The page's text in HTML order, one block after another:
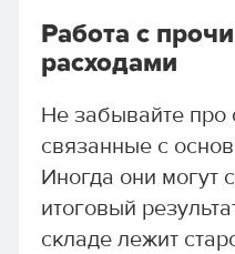
Работа с
расходами
Не забывайте про
связанные с
Иногда они могут
итоговый
складе лежит